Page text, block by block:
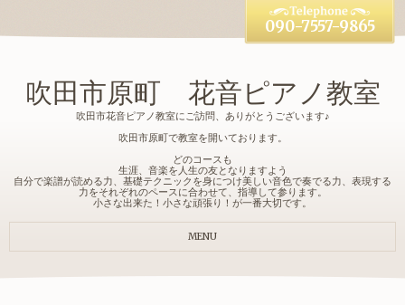
吹田市原町 花音ピアノ教室
吹田市花音ピアノ教室にご訪問、ありがとうございます♪
吹田市原町で教室を開いております。
どのコースも
生涯、音楽を人生の友となりますよう
自分で楽譜が読める力、基礎テクニックを身につけ美しい音色で奏でる力、表現する
力をそれぞれのペースに合わせて、指導して参ります。
小さな出来た！小さな頑張り！が一番大切です。
090-7557-9865
MENU